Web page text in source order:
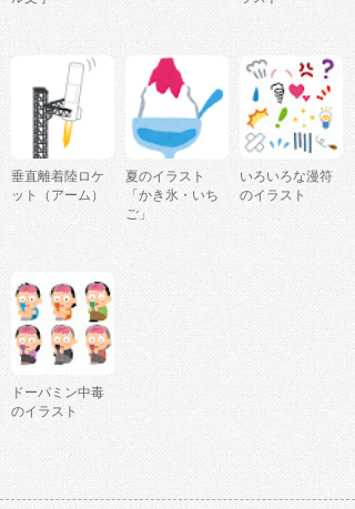
垂直離着陸ロケ
ット（アーム）
夏のイラスト
「かき氷・いち
ご」
いろいろな漫符
のイラスト
ドーパミン中毒
のイラスト